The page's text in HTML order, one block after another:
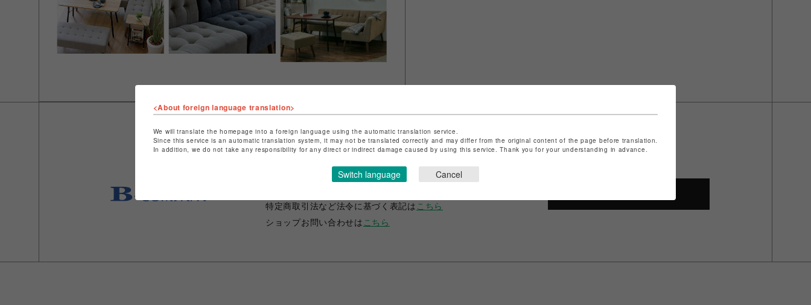
ビーカンパニー
調布PARCO
特定商取引法など法令に基づく表記は こちら
ショップお問い合わせは こちら
<About foreign language translation>
We will translate the homepage into a foreign language using the automatic translation service.
Since this service is an automatic translation system, it may not be translated correctly and may differ from the original content of the page before translation.
In addition, we do not take any responsibility for any direct or indirect damage caused by using this service. Thank you for your understanding in advance.
Switch language Cancel